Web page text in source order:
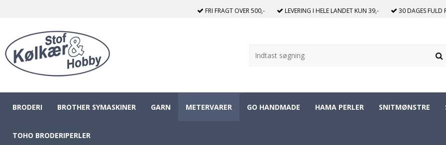
FRI FRAGT OVER 500,- LEVERING I HELE LANDET KUN 39,- 30 DAGES FULD
BRODERI BROTHER SYMASKINER GARN METERVARER GO HANDMADE HAMA PERLER SNITMØNSTRE
TOHO BRODERIPERLER